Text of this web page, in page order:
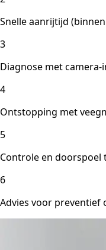
Snelle aanrijtijd
3
Diagnose met
4
Ontstopping met
5
Controle en doorspoel
6
Advies voor preventief